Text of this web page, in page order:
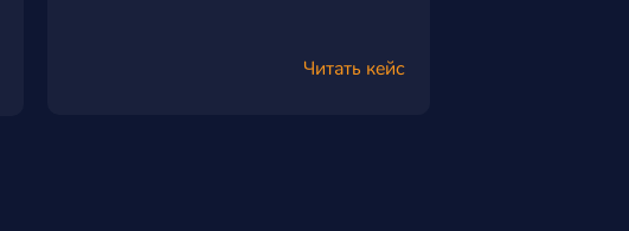
Читать кейс